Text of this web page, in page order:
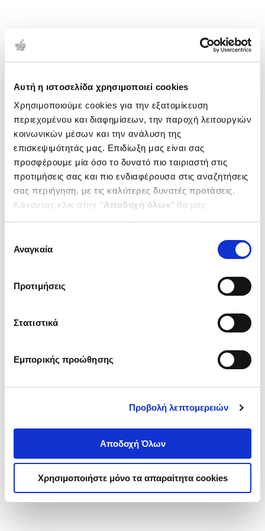
Αυτή η ιστοσελίδα χρησιμοποιεί cookies
Χρησιμοποιούμε cookies για την εξατομίκευση
περιεχομένου και διαφημίσεων, την παροχή λειτουργιών
κοινωνικών μέσων και την ανάλυση της
επισκεψιμότητάς μας. Επιδίωξη μας είναι σας
προσφέρουμε μία όσο το δυνατό πιο ταιριαστή στις
προτιμήσεις σας και πιο ενδιαφέρουσα στις αναζητήσεις
σας περιήγηση, με τις καλύτερες δυνατές προτάσεις.
Κάνοντας κλικ στην ‘’Αποδοχή όλων’’ θα μας
ενδιαφέρουν και να επιλέξετε από τα παρακάτω με την
΄΄και να ενημερωθείτε σχετικά με
συγκατάθεσης
Αναγκαία
Προτιμήσεις
Στατιστικά
Εμπορικής προώθησης
Προβολή λεπτομερειών
Αποδοχή Όλων
Χρησιμοποιήστε μόνο τα απαραίτητα cookies